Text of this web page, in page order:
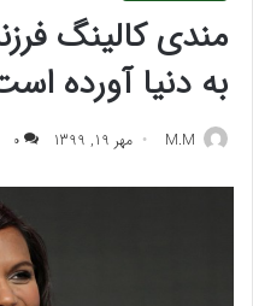
مندی کالینگ
به دنیا آورده
M.M مهر 19, 1399 ۰